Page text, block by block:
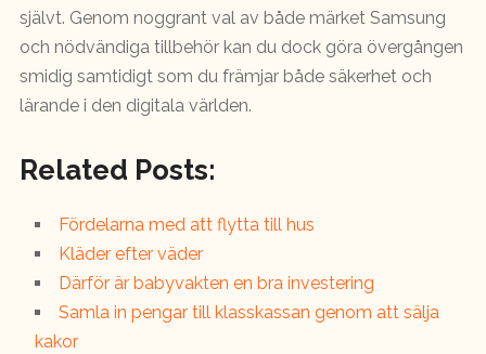
självt. Genom noggrant val av både märket Samsung
och nödvändiga tillbehör kan du dock göra övergången
smidig samtidigt som du främjar både säkerhet och
lärande i den digitala världen.
Related Posts:
Fördelarna med att flytta till hus
Kläder efter väder
Därför är babyvakten en bra investering
Samla in pengar till klasskassan genom att sälja
kakor